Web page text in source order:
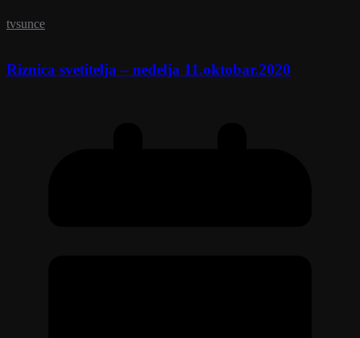
tvsunce
Riznica svetitelja – nedelja 11.oktobar.2020